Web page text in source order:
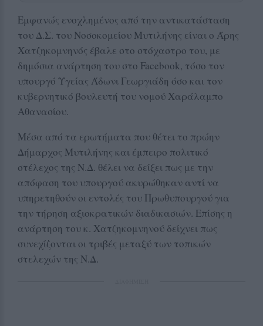
Εμφανώς ενοχλημένος από την αντικατάσταση
του Δ.Σ. του Νοσοκομείου Μυτιλήνης είναι ο Άρης
Χατζηκομνηνός έβαλε στο στόχαστρο του, με
δημόσια ανάρτηση του στο Facebook, τόσο τον
υπουργό Υγείας Άδωνι Γεωργιάδη όσο και τον
κυβερνητικό βουλευτή του νομού Χαράλαμπο
Αθανασίου.
Μέσα από τα ερωτήματα που θέτει το πρώην
Δήμαρχος Μυτιλήνης και έμπειρο πολιτικό
στέλεχος της Ν.Δ. θέλει να δείξει πως με την
απόφαση του υπουργού ακυρώθηκαν αντί να
υπηρετηθούν οι εντολές του Πρωθυπουργού για
την τήρηση αξιοκρατικών διαδικασιών. Επίσης η
ανάρτηση του κ. Χατζηκομνηνού δείχνει πως
συνεχίζονται οι τριβές μεταξύ των τοπικών
στελεχών της Ν.Δ.